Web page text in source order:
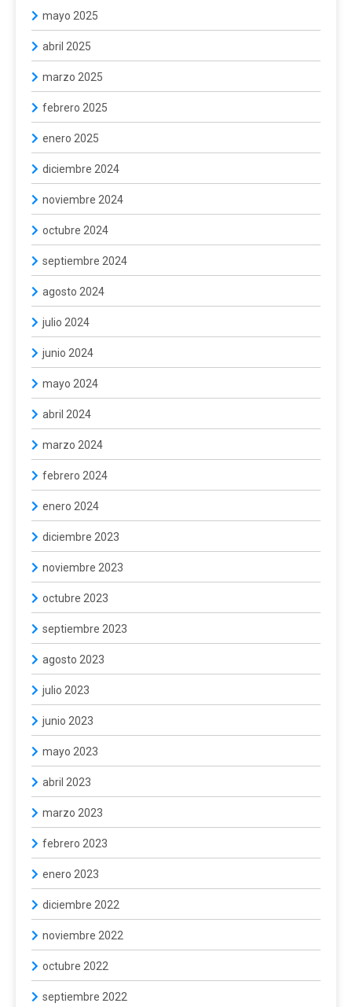
mayo 2025
abril 2025
marzo 2025
febrero 2025
enero 2025
diciembre 2024
noviembre 2024
octubre 2024
septiembre 2024
agosto 2024
julio 2024
junio 2024
mayo 2024
abril 2024
marzo 2024
febrero 2024
enero 2024
diciembre 2023
noviembre 2023
octubre 2023
septiembre 2023
agosto 2023
julio 2023
junio 2023
mayo 2023
abril 2023
marzo 2023
febrero 2023
enero 2023
diciembre 2022
noviembre 2022
octubre 2022
septiembre 2022